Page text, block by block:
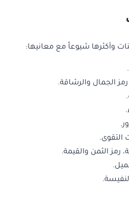
وأكثرها شيوعاً مع معانيها:
رمز الجمال والرشاقة.
التقوى.
رمز الثمن والقيمة.